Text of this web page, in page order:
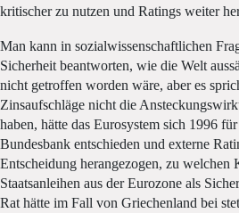
kritischer zu nutzen und Ratings weiter
Man kann in sozialwissenschaftlichen
Sicherheit beantworten, wie die Welt
nicht getroffen worden wäre, aber es
Zinsaufschläge nicht die
haben, hätte das Eurosystem sich 1996
Bundesbank entschieden und externe
Entscheidung herangezogen, zu welchen
Staatsanleihen aus der Eurozone als
Rat hätte im Fall von Griechenland bei